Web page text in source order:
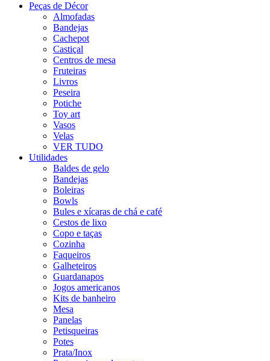
Peças de Décor
Almofadas
Bandejas
Cachepot
Castiçal
Centros de mesa
Fruteiras
Livros
Peseira
Potiche
Toy art
Vasos
Velas
VER TUDO
Utilidades
Baldes de gelo
Bandejas
Boleiras
Bowls
Bules e xícaras de chá e café
Cestos de lixo
Copo e taças
Cozinha
Faqueiros
Galheteiros
Guardanapos
Jogos americanos
Kits de banheiro
Mesa
Panelas
Petisqueiras
Potes
Prata/Inox